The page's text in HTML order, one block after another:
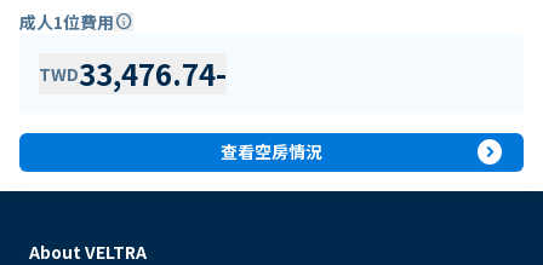
成人1位費用info
TWD33,476.74-
查看空房情況 expand_circle_right
About VELTRA